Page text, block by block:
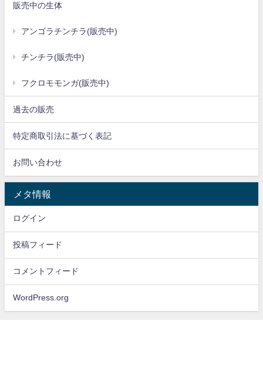
販売中の生体
アンゴラチンチラ(販売中)
チンチラ(販売中)
フクロモモンガ(販売中)
過去の販売
特定商取引法に基づく表記
お問い合わせ
メタ情報
ログイン
投稿フィード
コメントフィード
WordPress.org